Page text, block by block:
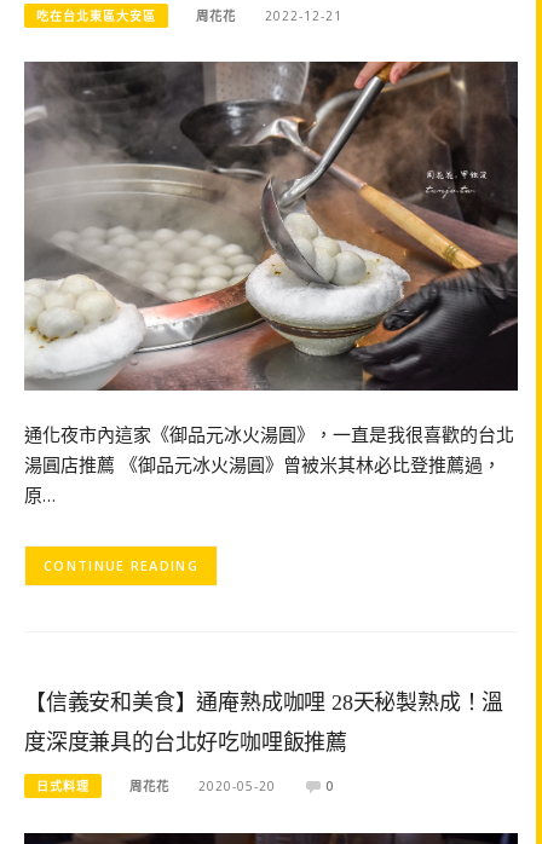
吃在台北東區大安區 周花花 2022-12-21
通化夜市內這家《御品元冰火湯圓》，一直是我很喜歡的台北
湯圓店推薦 《御品元冰火湯圓》曾被米其林必比登推薦過，
原…
CONTINUE READING
【信義安和美食】通庵熟成咖哩 28天秘製熟成！溫
度深度兼具的台北好吃咖哩飯推薦
日式料理 周花花 2020-05-20 0